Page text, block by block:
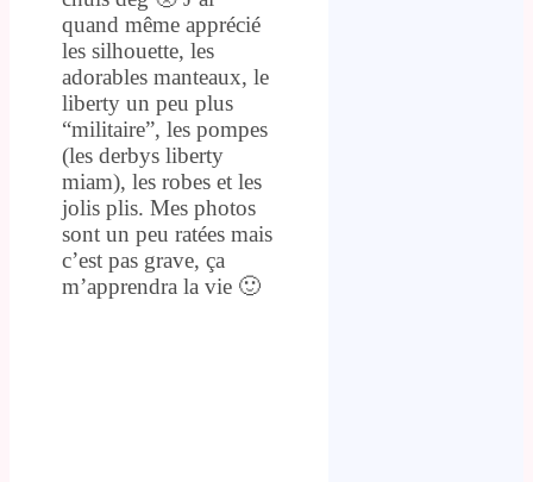
quand même apprécié
les silhouette, les
adorables manteaux, le
liberty un peu plus
“militaire”, les pompes
(les derbys liberty
miam), les robes et les
jolis plis. Mes photos
sont un peu ratées mais
c’est pas grave, ça
m’apprendra la vie 🙂